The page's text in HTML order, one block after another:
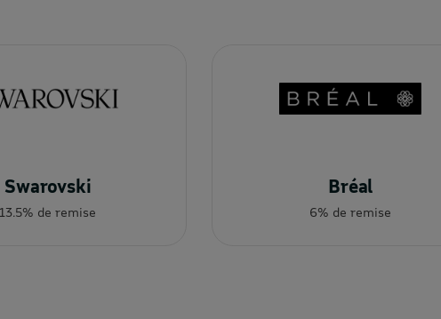
Swarovski
13.5% de remise
Bréal
6% de remise